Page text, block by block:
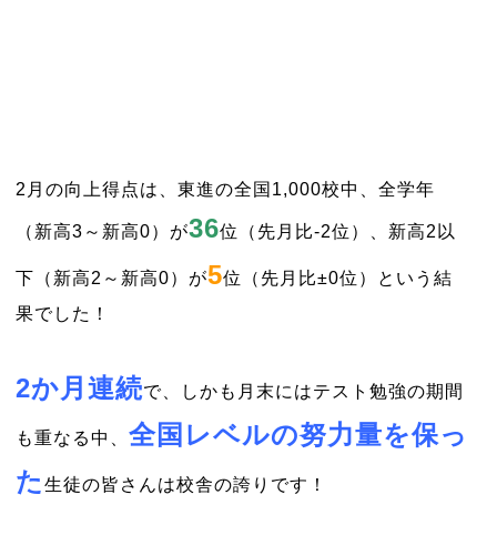
2月の向上得点は、東進の全国1,000校中、全学年
（新高3～新高0）が36位（先月比-2位）、新高2以
下（新高2～新高0）が5位（先月比±0位）という結
果でした！
2か月連続で、しかも月末にはテスト勉強の期間
も重なる中、 全国レベルの努力量を保っ
た 生徒の皆さんは校舎の誇りです！